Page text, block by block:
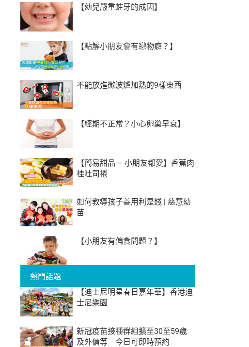
【幼兒嚴重蛀牙的成因】
【點解小朋友會有戀物癖？】
不能放進微波爐加熱的9樣東西
【經期不正常？小心卵巢早衰】
【簡易甜品 – 小朋友都愛】香蕉肉
桂吐司捲
如何教導孩子善用利是錢 | 慈慧幼
苗
【小朋友有偏食問題？】
熱門話題
【迪士尼明星春日嘉年華】香港迪
士尼樂園
新冠疫苗接種群組擴至30至59歲
及外傭等 今日可即時預約